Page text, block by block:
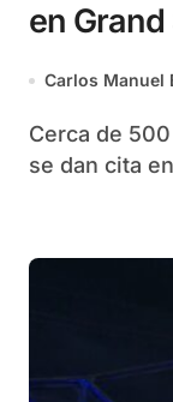
en
Carlos Manuel
Cerca de 500 judocas de más de 40 países
se dan cita